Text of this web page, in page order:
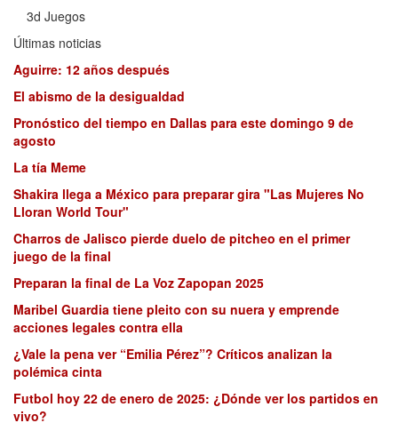
3d Juegos
Últimas noticias
Aguirre: 12 años después
El abismo de la desigualdad
Pronóstico del tiempo en Dallas para este domingo 9 de
agosto
La tía Meme
Shakira llega a México para preparar gira "Las Mujeres No
Lloran World Tour"
Charros de Jalisco pierde duelo de pitcheo en el primer
juego de la final
Preparan la final de La Voz Zapopan 2025
Maribel Guardia tiene pleito con su nuera y emprende
acciones legales contra ella
¿Vale la pena ver “Emilia Pérez”? Críticos analizan la
polémica cinta
Futbol hoy 22 de enero de 2025: ¿Dónde ver los partidos en
vivo?